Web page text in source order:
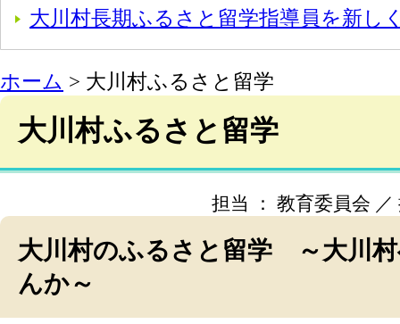
大川村長期ふるさと留学指導員を新し
ホーム > 大川村ふるさと留学
大川村ふるさと留学
担当 ： 教育委員会 ／
大川村のふるさと留学 ～大川
んか～